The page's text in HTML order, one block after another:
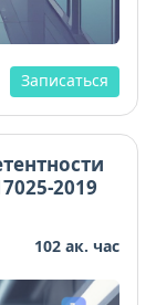
Записаться
2019
102 ак. час